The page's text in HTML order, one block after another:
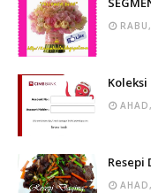
Resepi